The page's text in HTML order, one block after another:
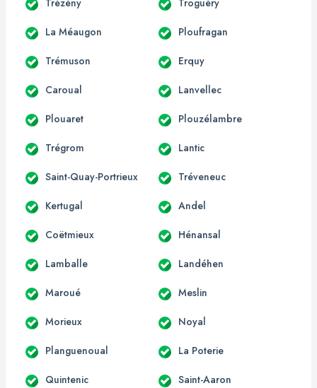
La Méaugon Ploufragan
Trémuson Erquy
Caroual Lanvellec
Plouaret Plouzélambre
Trégrom Lantic
Saint-Quay-Portrieux Tréveneuc
Kertugal Andel
Coëtmieux Hénansal
Lamballe Landéhen
Maroué Meslin
Morieux Noyal
Planguenoual La Poterie
Quintenic Saint-Aaron